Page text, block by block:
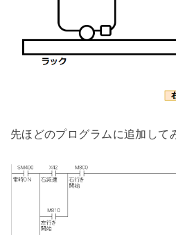
先ほどのプログラムに追加して